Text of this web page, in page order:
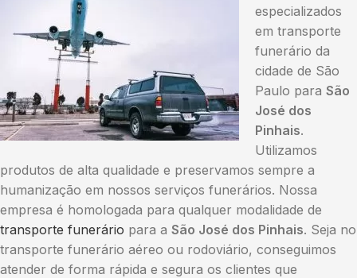
especializados
em transporte
funerário da
cidade de São
Paulo para São
José dos
Pinhais.
Utilizamos
produtos de alta qualidade e preservamos sempre a
humanização em nossos serviços funerários. Nossa
empresa é homologada para qualquer modalidade de
transporte funerário para a São José dos Pinhais. Seja no
transporte funerário aéreo ou rodoviário, conseguimos
atender de forma rápida e segura os clientes que